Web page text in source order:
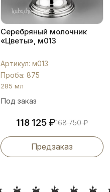
Серебряный молочник
«Цветы», м013
Артикул: м013
Проба: 875
285 мл
Под заказ
118 125₽168 750₽
Предзаказ